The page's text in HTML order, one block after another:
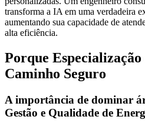
transforma a IA em uma verdadeira
aumentando sua capacidade de
alta eficiência.
Porque Especialização
Caminho Seguro
A importância de dominar
Gestão e Qualidade de